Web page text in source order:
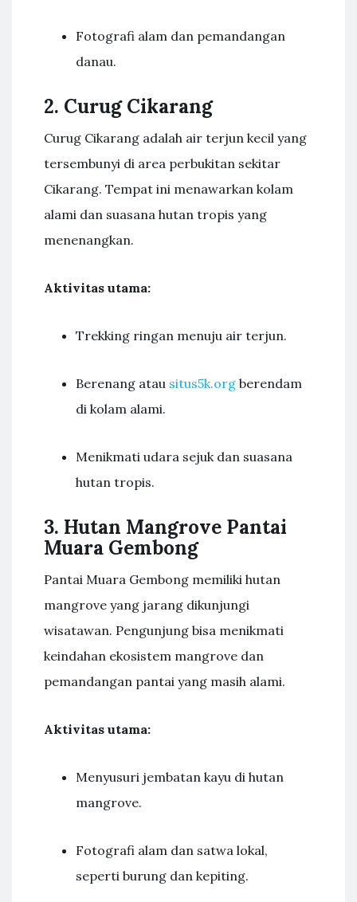
Fotografi alam dan pemandangan
danau.
2. Curug Cikarang
Curug Cikarang adalah air terjun kecil yang
tersembunyi di area perbukitan sekitar
Cikarang. Tempat ini menawarkan kolam
alami dan suasana hutan tropis yang
menenangkan.
Aktivitas utama:
Trekking ringan menuju air terjun.
Berenang atau situs5k.org berendam
di kolam alami.
Menikmati udara sejuk dan suasana
hutan tropis.
3. Hutan Mangrove Pantai
Muara Gembong
Pantai Muara Gembong memiliki hutan
mangrove yang jarang dikunjungi
wisatawan. Pengunjung bisa menikmati
keindahan ekosistem mangrove dan
pemandangan pantai yang masih alami.
Aktivitas utama:
Menyusuri jembatan kayu di hutan
mangrove.
Fotografi alam dan satwa lokal,
seperti burung dan kepiting.